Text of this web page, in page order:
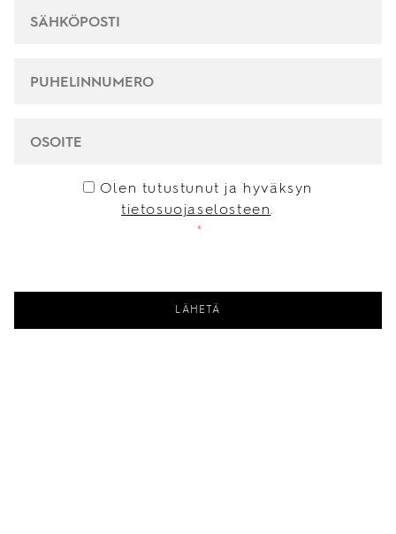
CONSENT *
Olen tutustunut ja hyväksyn
tietosuojaselosteen.
*